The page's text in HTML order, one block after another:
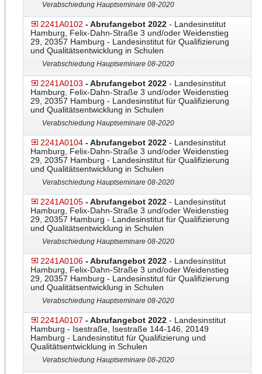
Verabschiedung Hauptseminare 08-2020
2241A0102 - Abrufangebot 2022 - Landesinstitut
Hamburg, Felix-Dahn-Straße 3 und/oder Weidenstieg
29, 20357 Hamburg - Landesinstitut für Qualifizierung
und Qualitätsentwicklung in Schulen
Verabschiedung Hauptseminare 08-2020
2241A0103 - Abrufangebot 2022 - Landesinstitut
Hamburg, Felix-Dahn-Straße 3 und/oder Weidenstieg
29, 20357 Hamburg - Landesinstitut für Qualifizierung
und Qualitätsentwicklung in Schulen
Verabschiedung Hauptseminare 08-2020
2241A0104 - Abrufangebot 2022 - Landesinstitut
Hamburg, Felix-Dahn-Straße 3 und/oder Weidenstieg
29, 20357 Hamburg - Landesinstitut für Qualifizierung
und Qualitätsentwicklung in Schulen
Verabschiedung Hauptseminare 08-2020
2241A0105 - Abrufangebot 2022 - Landesinstitut
Hamburg, Felix-Dahn-Straße 3 und/oder Weidenstieg
29, 20357 Hamburg - Landesinstitut für Qualifizierung
und Qualitätsentwicklung in Schulen
Verabschiedung Hauptseminare 08-2020
2241A0106 - Abrufangebot 2022 - Landesinstitut
Hamburg, Felix-Dahn-Straße 3 und/oder Weidenstieg
29, 20357 Hamburg - Landesinstitut für Qualifizierung
und Qualitätsentwicklung in Schulen
Verabschiedung Hauptseminare 08-2020
2241A0107 - Abrufangebot 2022 - Landesinstitut
Hamburg - Isestraße, Isestraße 144-146, 20149
Hamburg - Landesinstitut für Qualifizierung und
Qualitätsentwicklung in Schulen
Verabschiedung Hauptseminare 08-2020